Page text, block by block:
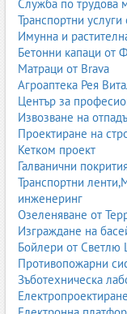
Служба по трудова
Транспортни
Имунна и
Бетонни капаци от
Матраци от Brava
Агроаптека Рея
Център за
Извозване на
Проектиране на
Кетком проект
Галванични
Транспортни
инженеринг
Озеленяване от
Изграждане на
Бойлери от
Противопожарни
Зъботехническа